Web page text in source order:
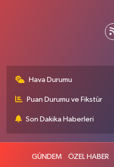
Hava Durumu
Puan Durumu ve Fikstür
Son Dakika Haberleri
GÜNDEM ÖZEL HABER